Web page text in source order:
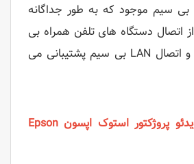
سیم موجود که به طور جداگانه
اتصال دستگاه های تلفن همراه بی
سیم iOS/Android و اتصال LAN بی سیم پشتیبانی می
سایر ویژگی های ویدئو پروژکتور استوک اپسون Epson